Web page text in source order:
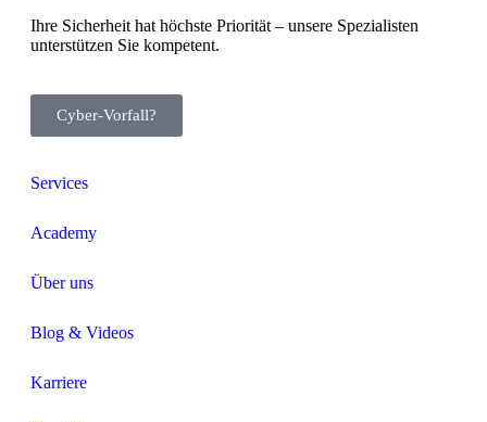
Ihre Sicherheit hat höchste Priorität – unsere Spezialisten
unterstützen Sie kompetent.
Cyber-Vorfall?
Services
Academy
Über uns
Blog & Videos
Karriere